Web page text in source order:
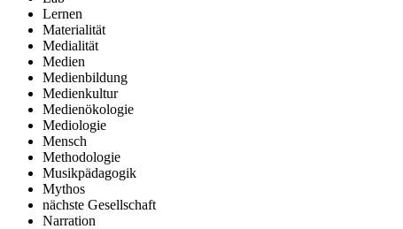
Lernen
Materialität
Medialität
Medien
Medienbildung
Medienkultur
Medienökologie
Mediologie
Mensch
Methodologie
Musikpädagogik
Mythos
nächste Gesellschaft
Narration